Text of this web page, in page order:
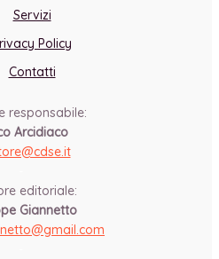
Servizi
Policy
Contatti
responsabile:
Arcidiaco
editoriale:
Giannetto